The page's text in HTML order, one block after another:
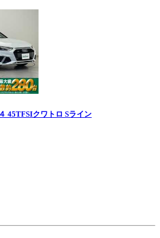
45TFSIクワトロ Sライン